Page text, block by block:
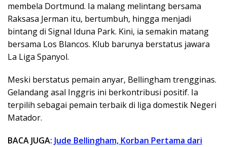
membela Dortmund. Ia malang melintang bersama
Raksasa Jerman itu, bertumbuh, hingga menjadi
bintang di Signal Iduna Park. Kini, ia semakin matang
bersama Los Blancos. Klub barunya berstatus jawara
La Liga Spanyol.
Meski berstatus pemain anyar, Bellingham trengginas.
Gelandang asal Inggris ini berkontribusi positif. Ia
terpilih sebagai pemain terbaik di liga domestik Negeri
Matador.
BACA JUGA: Jude Bellingham, Korban Pertama dari